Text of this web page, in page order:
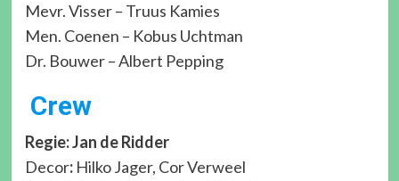
Mevr. Visser – Truus Kamies
Men. Coenen – Kobus Uchtman
Dr. Bouwer – Albert Pepping
Crew
Regie: Jan de Ridder
Decor:Hilko Jager, Cor Verweel